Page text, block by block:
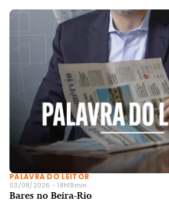
PALAVRA DO LEITOR
03/08/2026 - 18h19min
Bares no Beira-Rio